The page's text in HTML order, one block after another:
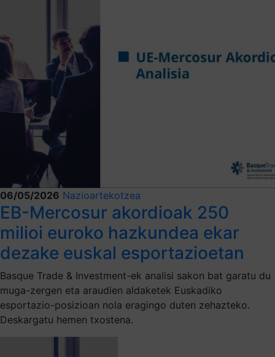
06/05/2026 Nazioartekotzea
EB-Mercosur akordioak 250
milioi euroko hazkundea ekar
dezake euskal esportazioetan
Basque Trade & Investment-ek analisi sakon bat garatu du
muga-zergen eta araudien aldaketek Euskadiko
esportazio-posizioan nola eragingo duten zehazteko.
Deskargatu hemen txostena.